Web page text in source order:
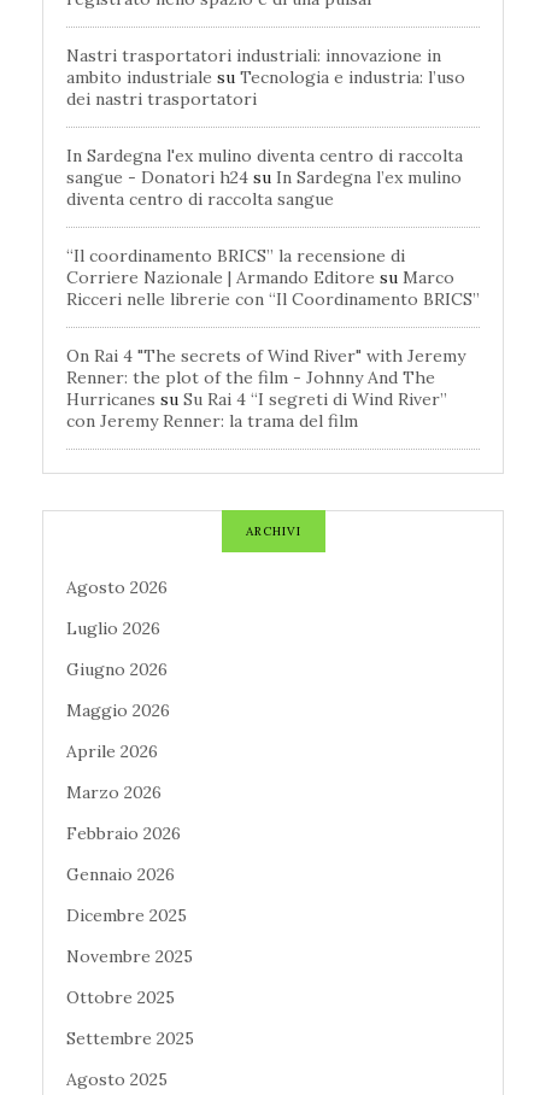
Nastri trasportatori industriali: innovazione in
ambito industriale su Tecnologia e industria: l’uso
dei nastri trasportatori
In Sardegna l'ex mulino diventa centro di raccolta
sangue - Donatori h24 su In Sardegna l’ex mulino
diventa centro di raccolta sangue
“Il coordinamento BRICS” la recensione di
Corriere Nazionale | Armando Editore su Marco
Ricceri nelle librerie con “Il Coordinamento BRICS”
On Rai 4 "The secrets of Wind River" with Jeremy
Renner: the plot of the film - Johnny And The
Hurricanes su Su Rai 4 “I segreti di Wind River”
con Jeremy Renner: la trama del film
ARCHIVI
Agosto 2026
Luglio 2026
Giugno 2026
Maggio 2026
Aprile 2026
Marzo 2026
Febbraio 2026
Gennaio 2026
Dicembre 2025
Novembre 2025
Ottobre 2025
Settembre 2025
Agosto 2025